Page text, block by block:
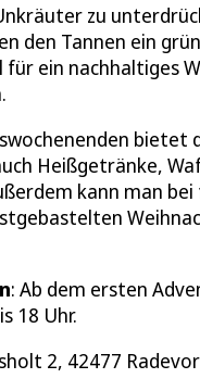
zu
den Tannen ein
für ein nachhaltiges
bietet
Heißgetränke,
kann man
: Ab dem ersten
18 Uhr.
2, 42477